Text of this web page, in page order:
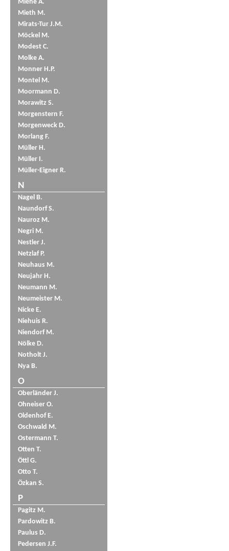
Miene A.
Mieth M.
Mirats-Tur J.M.
Möckel M.
Modest C.
Molke A.
Monner H.P.
Montel M.
Moormann D.
Morawitz S.
Morgenstern F.
Morgenweck D.
Morlang F.
Müller H.
Müller I.
Müller-Eigner R.
N
Nagel B.
Naundorf S.
Nauroz M.
Negri M.
Nestler J.
Netzlaf P.
Neuhaus M.
Neujahr H.
Neumann M.
Neumeister M.
Nicke E.
Niehuis R.
Niendorf M.
Nölke D.
Notholt J.
Nya B.
O
Oberländer J.
Ohneiser O.
Oldenhof E.
Oschwald M.
Ostermann T.
Otten T.
Öttl G.
Otto T.
Özkan S.
P
Pagitz M.
Pardowitz B.
Paulus D.
Pedersen J.F.